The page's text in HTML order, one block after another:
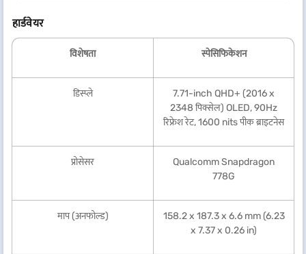
हार्डवेयर
विशेषता स्पेसिफिकेशन
डिस्प्ले
7.71-inch QHD+ (2016 x
2348 पिक्सेल) OLED, 90Hz
रिफ्रेश रेट, 1600 nits पीक ब्राइटनेस
प्रोसेसर
Qualcomm Snapdragon
778G
माप (अनफोल्ड)
158.2 x 187.3 x 6.6 mm (6.23
x 7.37 x 0.26 in)